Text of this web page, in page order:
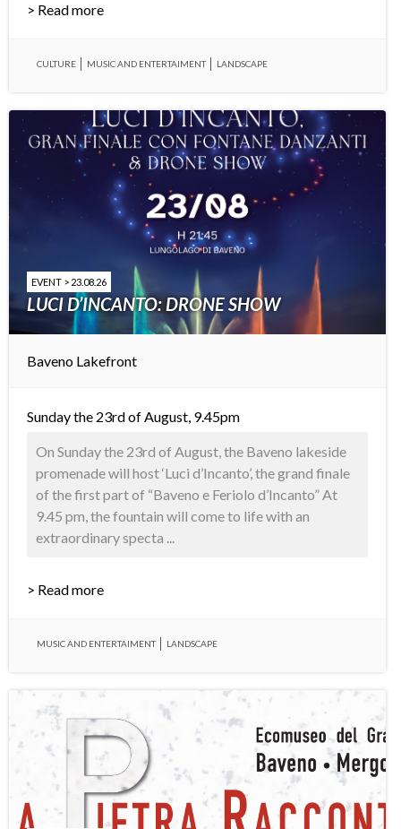
> Read more
CULTURE MUSIC AND ENTERTAIMENT LANDSCAPE
EVENT > 23.08.26
LUCI D’INCANTO: DRONE SHOW
Baveno Lakefront
Sunday the 23rd of August, 9.45pm
On Sunday the 23rd of August, the Baveno lakeside
promenade will host ‘Luci d’Incanto’, the grand finale
of the first part of “Baveno e Feriolo d’Incanto” At
9.45 pm, the fountain will come to life with an
extraordinary specta ...
> Read more
MUSIC AND ENTERTAIMENT LANDSCAPE